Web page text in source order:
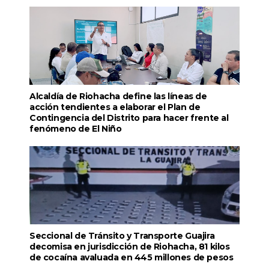
Alcaldía de Riohacha define las líneas de
acción tendientes a elaborar el Plan de
Contingencia del Distrito para hacer frente al
fenómeno de El Niño
Seccional de Tránsito y Transporte Guajira
decomisa en jurisdicción de Riohacha, 81 kilos
de cocaína avaluada en 445 millones de pesos